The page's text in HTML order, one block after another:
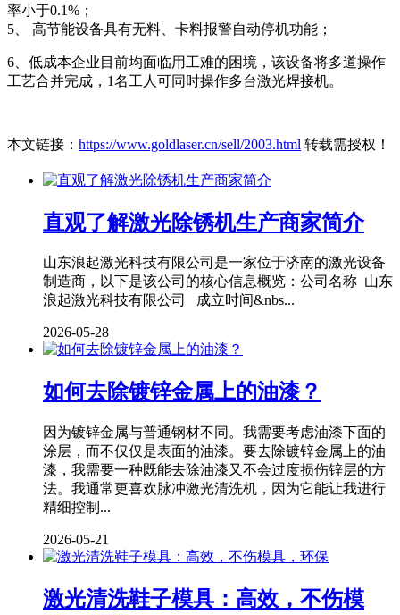
率小于0.1%；
5、 高节能设备具有无料、卡料报警自动停机功能；
6、低成本企业目前均面临用工难的困境，该设备将多道操作
工艺合并完成，1名工人可同时操作多台激光焊接机。
本文链接： https://www.goldlaser.cn/sell/2003.html 转载需授权！
直观了解激光除锈机生产商家简介
山东浪起激光科技有限公司是一家位于济南的激光设备
制造商，以下是该公司的核心信息概览：公司名称 山东
浪起激光科技有限公司 成立时间&nbs...
2026-05-28
如何去除镀锌金属上的油漆？
因为镀锌金属与普通钢材不同。我需要考虑油漆下面的
涂层，而不仅仅是表面的油漆。要去除镀锌金属上的油
漆，我需要一种既能去除油漆又不会过度损伤锌层的方
法。我通常更喜欢脉冲激光清洗机，因为它能让我进行
精细控制...
2026-05-21
激光清洗鞋子模具：高效，不伤模